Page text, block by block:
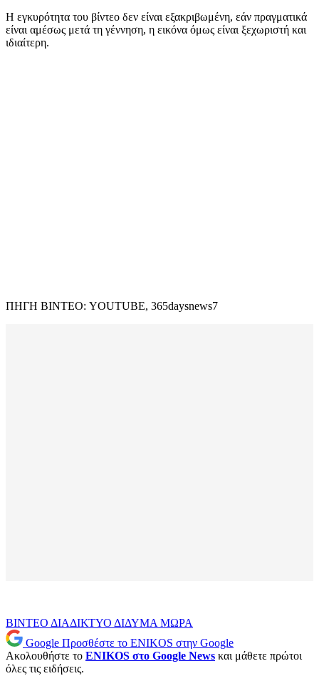
Η εγκυρότητα του βίντεο δεν είναι εξακριβωμένη, εάν πραγματικά
είναι αμέσως μετά τη γέννηση, η εικόνα όμως είναι ξεχωριστή και
ιδιαίτερη.
ΠΗΓΗ ΒΙΝΤΕΟ: YOUTUBE, 365daysnews7
ΒΙΝΤΕΟ ΔΙΑΔΙΚΤΥΟ ΔΙΔΥΜΑ ΜΩΡΑ
Google Προσθέστε το ENIKOS στην Google
Ακολουθήστε το ENIKOS στο Google News και μάθετε πρώτοι
όλες τις ειδήσεις.